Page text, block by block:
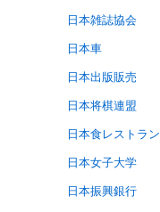
日本雑誌協会
日本車
日本出版販売
日本将棋連盟
日本食レストラン
日本女子大学
日本振興銀行